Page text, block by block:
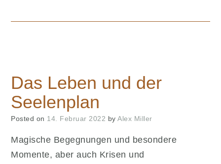
Das Leben und der
Seelenplan
Posted on 14. Februar 2022 by Alex Miller
Magische Begegnungen und besondere
Momente, aber auch Krisen und